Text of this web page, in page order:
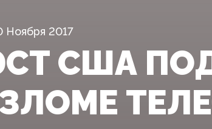
Ноября 2017
США